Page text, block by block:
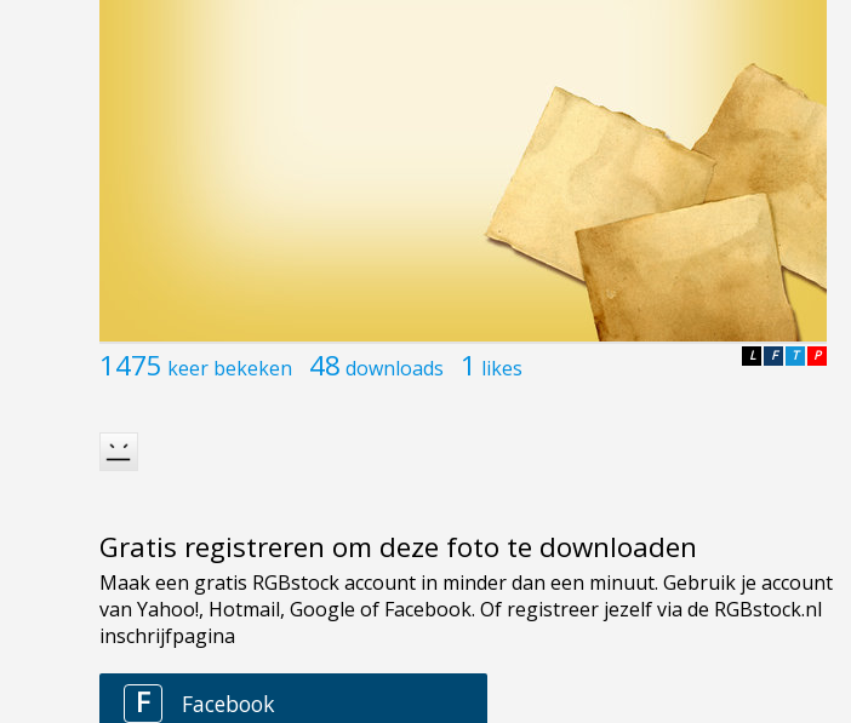
1475 keer bekeken 48 downloads 1 likes P
T
F
L
Gratis registreren om deze foto te downloaden